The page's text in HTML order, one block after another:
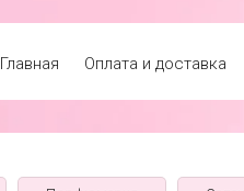
Главная Оплата и доставка